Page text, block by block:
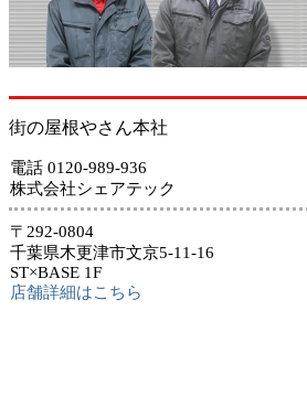
街の屋根やさん本社
電話 0120-989-936
株式会社シェアテック
〒292-0804
千葉県木更津市文京5-11-16
ST×BASE 1F
店舗詳細はこちら